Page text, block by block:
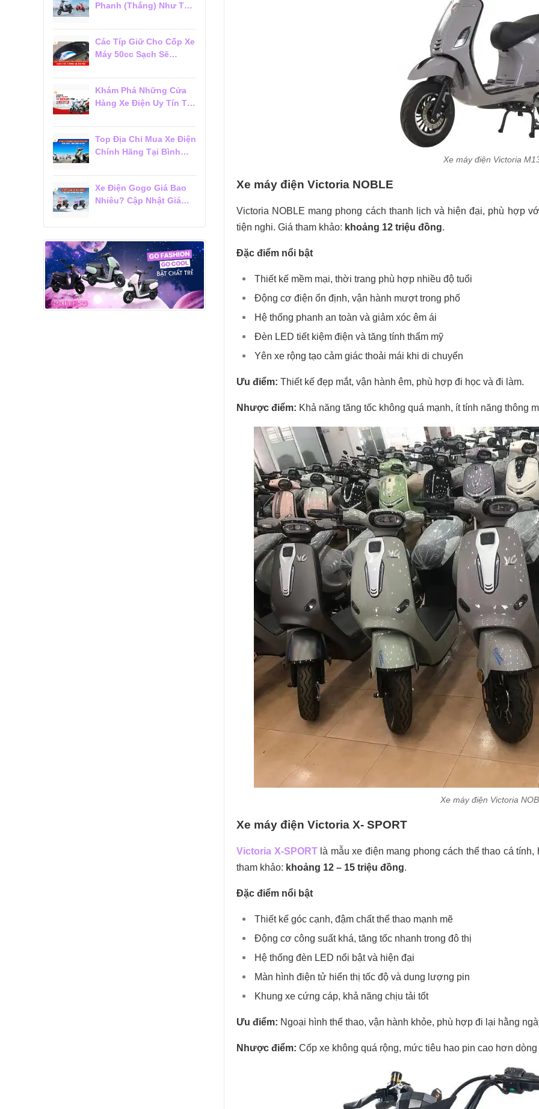
Xe máy điện Victoria
Xe máy điện Victoria NOBLE
Victoria NOBLE mang phong cách thanh lịch và hiện đại, phù hợp
tiện nghi. Giá tham khảo: khoảng 12 triệu đồng.
Đặc điểm nổi bật
Thiết kế mềm mại, thời trang phù hợp nhiều độ tuổi
Động cơ điện ổn định, vận hành mượt trong phố
Hệ thống phanh an toàn và giảm xóc êm ái
Đèn LED tiết kiệm điện và tăng tính thẩm mỹ
Yên xe rộng tạo cảm giác thoải mái khi di chuyển
Ưu điểm: Thiết kế đẹp mắt, vận hành êm, phù hợp đi học và đi làm.
Nhược điểm: Khả năng tăng tốc không quá mạnh, ít tính năng thông
Xe máy điện Victoria
Xe máy điện Victoria X- SPORT
Victoria X-SPORTlà mẫu xe điện mang phong cách thể thao cá
tham khảo: khoảng 12 – 15 triệu đồng.
Đặc điểm nổi bật
Thiết kế góc cạnh, đậm chất thể thao mạnh mẽ
Động cơ công suất khá, tăng tốc nhanh trong đô thị
Hệ thống đèn LED nổi bật và hiện đại
Màn hình điện tử hiển thị tốc độ và dung lượng pin
Khung xe cứng cáp, khả năng chịu tải tốt
Ưu điểm: Ngoại hình thể thao, vận hành khỏe, phù hợp đi lại hằng
Nhược điểm: Cốp xe không quá rộng, mức tiêu hao pin cao hơn
Phanh (Thắng) Như Thế
Các Típ Giữ Cho Cốp Xe
Máy 50cc Sạch Sẽ
Khám Phá Những Cửa
Hàng Xe Điện Uy Tín Tại
Top Địa Chỉ Mua Xe Điện
Chính Hãng Tại Bình
Xe Điện Gogo Giá Bao
Nhiêu? Cập Nhật Giá